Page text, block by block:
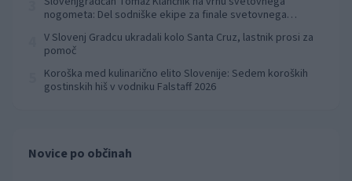
nogometa: Del sodniške ekipe za finale svetovnega
V Slovenj Gradcu ukradali kolo Santa Cruz, lastnik prosi za
pomoč
Koroška med kulinarično elito Slovenije: Sedem koroških
gostinskih hiš v vodniku Falstaff 2026
Novice po občinah